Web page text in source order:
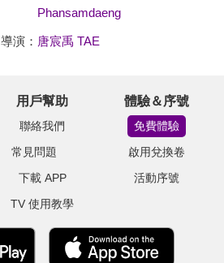
Phansamdaeng
導演： 唐宸禹 TAE
用戶幫助
聯絡我們
常見問題
下載 APP
TV 使用教學
體驗＆序號
免費體驗
啟用兌換卷
活動序號